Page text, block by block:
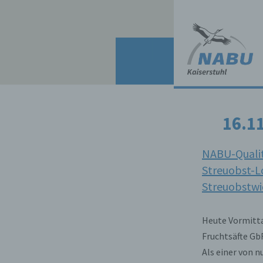
NABU-
Streuobst-
Heute
Fruchtsäfte
Als einer von